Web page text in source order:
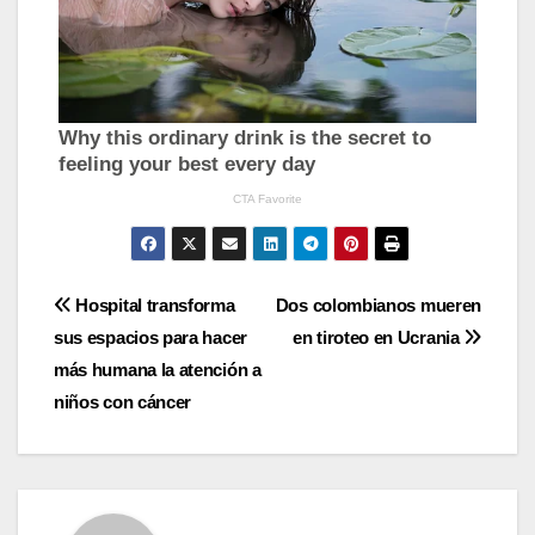
Navegación
de
entradas
Dos colombianos mueren
en tiroteo en Ucrania
Hospital transforma
sus espacios para hacer
más humana la atención a
niños con cáncer